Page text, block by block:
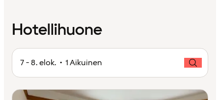
Hotellihuone
7 - 8. elok. • 1 Aikuinen